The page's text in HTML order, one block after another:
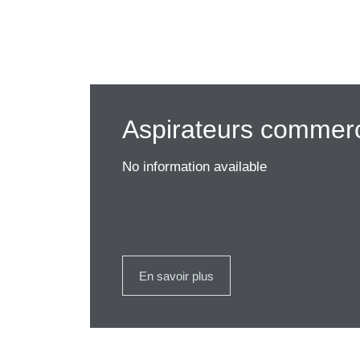
Aspirateurs
No information available
En savoir plus